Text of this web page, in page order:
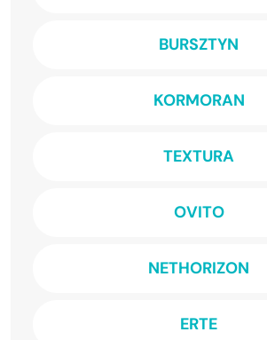
BURSZTYN
KORMORAN
TEXTURA
OVITO
NETHORIZON
ERTE